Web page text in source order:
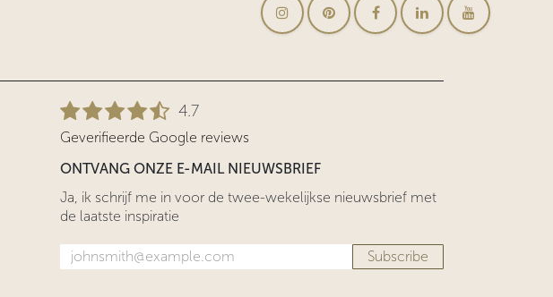
4.7
Geverifieerde Google reviews
ONTVANG ONZE E-MAIL NIEUWSBRIEF
Ja, ik schrijf me in voor de twee-wekelijkse nieuwsbrief met
de laatste inspiratie
Subscribe